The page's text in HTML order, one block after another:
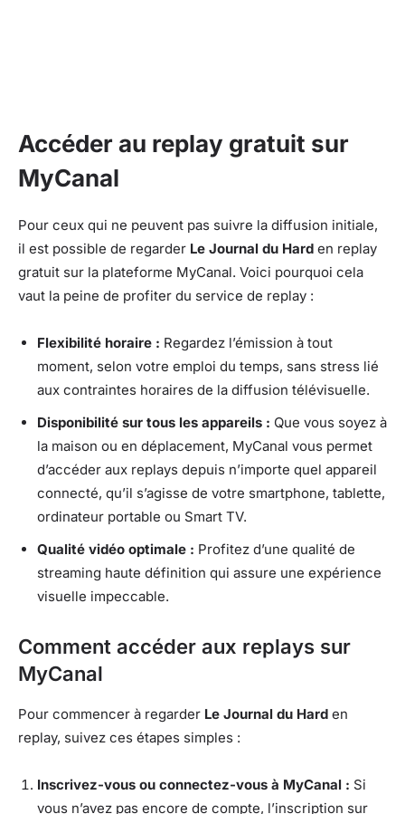
Accéder au replay gratuit sur
MyCanal
Pour ceux qui ne peuvent pas suivre la diffusion initiale,
il est possible de regarder Le Journal du Hard en replay
gratuit sur la plateforme MyCanal. Voici pourquoi cela
vaut la peine de profiter du service de replay :
Flexibilité horaire : Regardez l’émission à tout
moment, selon votre emploi du temps, sans stress lié
aux contraintes horaires de la diffusion télévisuelle.
Disponibilité sur tous les appareils : Que vous soyez à
la maison ou en déplacement, MyCanal vous permet
d’accéder aux replays depuis n’importe quel appareil
connecté, qu’il s’agisse de votre smartphone, tablette,
ordinateur portable ou Smart TV.
Qualité vidéo optimale : Profitez d’une qualité de
streaming haute définition qui assure une expérience
visuelle impeccable.
Comment accéder aux replays sur
MyCanal
Pour commencer à regarder Le Journal du Hard en
replay, suivez ces étapes simples :
Inscrivez-vous ou connectez-vous à MyCanal : Si
vous n’avez pas encore de compte, l’inscription sur